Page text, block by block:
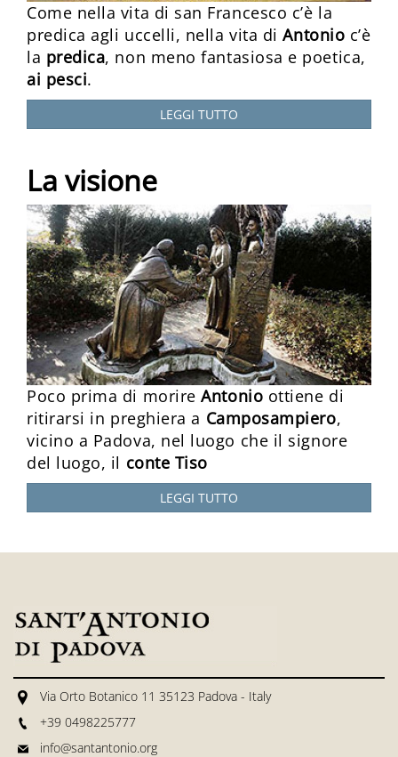
Come nella vita di san Francesco c’è la
predica agli uccelli, nella vita diAntonio c’è
la predica, non meno fantasiosa e poetica,
ai pesci.
LEGGI TUTTO
La visione
Poco prima di morireAntonio ottiene di
ritirarsi in preghiera a Camposampiero,
vicino a Padova, nel luogo che il signore
del luogo, il conte Tiso
LEGGI TUTTO
Via Orto Botanico 11 35123 Padova - Italy
+39 0498225777
info@santantonio.org